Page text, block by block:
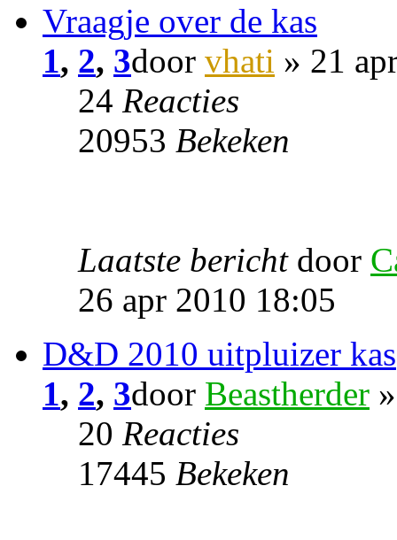
Vraagje over de kas
1, 2, 3door vhati » 21
24 Reacties
20953 Bekeken
Laatste bericht door
26 apr 2010 18:05
D&D 2010 uitpluizer kas
1, 2, 3door Beastherder
20 Reacties
17445 Bekeken